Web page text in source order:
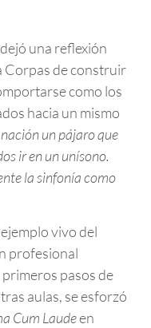
una reflexión
Corpas de construir
como los
hacia un mismo
un pájaro que
ir en un unísono.
la sinfonía como
vivo del
profesional
pasos de
aulas, se esforzó
Cum Laudeen